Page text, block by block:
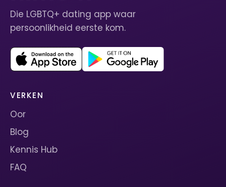
Die LGBTQ+ dating app waar
persoonlikheid eerste kom.
VERKEN
Oor
Blog
Kennis Hub
FAQ